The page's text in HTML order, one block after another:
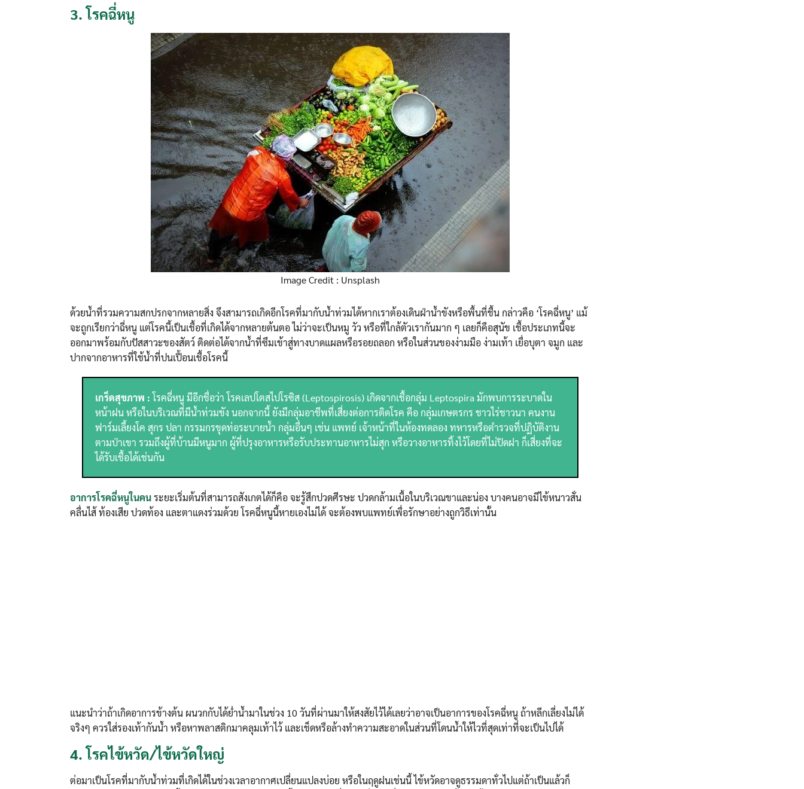
3.โรคฉี่หนู
Image Credit : Unsplash
ด้วยน้ำที่รวมความสกปรกจากหลายสิ่ง จึงสามารถเกิดอีกโรคที่มากับน้ำท่วมได้หากเราต้องเดินฝ่าน้ำขังหรือพื้นที่ชื้น กล่าวคือ ‘โรคฉี่หนู’ แม้
จะถูกเรียกว่าฉี่หนู แต่โรคนี้เป็นเชื้อที่เกิดได้จากหลายต้นตอ ไม่ว่าจะเป็นหมู วัว หรือที่ใกล้ตัวเรากันมาก ๆ เลยก็คือสุนัข เชื้อประเภทนี้จะ
ออกมาพร้อมกับปัสสาวะของสัตว์ ติดต่อได้จากน้ำที่ซึมเข้าสู่ทางบาดแผลหรือรอยถลอก หรือในส่วนของง่ามมือ ง่ามเท้า เยื่อบุตา จมูก และ
ปากจากอาหารที่ใช้น้ำที่ปนเปื้อนเชื้อโรคนี้
เกร็ดสุขภาพ : โรคฉี่หนู มีอีกชื่อว่า โรคเลปโตสไปโรซิส (Leptospirosis) เกิดจากเชื้อกลุ่ม Leptospira มักพบการระบาดใน
หน้าฝน หรือในบริเวณที่มีน้ำท่วมขัง นอกจากนี้ ยังมีกลุ่มอาชีพที่เสี่ยงต่อการติดโรค คือ กลุ่มเกษตรกร ชาวไร่ชาวนา คนงาน
ฟาร์มเลี้ยงโค สุกร ปลา กรรมกรขุดท่อระบายน้ำ กลุ่มอื่นๆ เช่น แพทย์ เจ้าหน้าที่ในห้องทดลอง ทหารหรือตำรวจที่ปฏิบัติงาน
ตามป่าเขา รวมถึงผู้ที่บ้านมีหนูมาก ผู้ที่ปรุงอาหารหรือรับประทานอาหารไม่สุก หรือวางอาหารทิ้งไว้โดยที่ไม่ปิดฝา ก็เสี่ยงที่จะ
ได้รับเชื้อได้เช่นกัน
อาการโรคฉี่หนูในคนระยะเริ่มต้นที่สามารถสังเกตได้ก็คือ จะรู้สึกปวดศีรษะ ปวดกล้ามเนื้อในบริเวณขาและน่อง บางคนอาจมีไข้หนาวสั่น
คลื่นไส้ ท้องเสีย ปวดท้อง และตาแดงร่วมด้วย โรคฉี่หนูนี้หายเองไม่ได้ จะต้องพบแพทย์เพื่อรักษาอย่างถูกวิธีเท่านั้น
แนะนำว่าถ้าเกิดอาการข้างต้น ผนวกกับได้ย่ำน้ำมาในช่วง 10 วันที่ผ่านมาให้สงสัยไว้ได้เลยว่าอาจเป็นอาการของโรคฉี่หนู ถ้าหลีกเลี่ยงไม่ได้
จริงๆ ควรใส่รองเท้ากันน้ำ หรือหาพลาสติกมาคลุมเท้าไว้ และเช็ดหรือล้างทำความสะอาดในส่วนที่โดนน้ำให้ไวที่สุดเท่าที่จะเป็นไปได้
4.โรคไข้หวัด/ไข้หวัดใหญ่
ต่อมาเป็นโรคที่มากับน้ำท่วมที่เกิดได้ในช่วงเวลาอากาศเปลี่ยนแปลงบ่อย หรือในฤดูฝนเช่นนี้ ไข้หวัดอาจดูธรรมดาทั่วไปแต่ถ้าเป็นแล้วก็